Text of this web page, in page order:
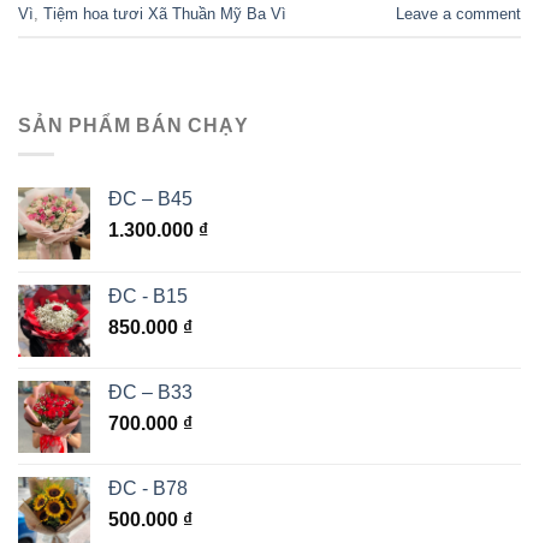
Vì Tiệm hoa tươi Xã Thuần Mỹ Ba Vì Leave a comment
SẢN PHẨM BÁN CHẠY
ĐC – B45
1.300.000 ₫
ĐC - B15
850.000 ₫
ĐC – B33
700.000 ₫
ĐC - B78
500.000 ₫